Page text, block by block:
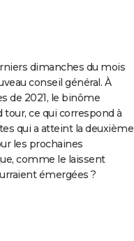
dimanches du mois
conseil général. À
de 2021, le binôme
tour, ce qui correspond à
qui a atteint la deuxième
les prochaines
comme le laissent
émergées ?